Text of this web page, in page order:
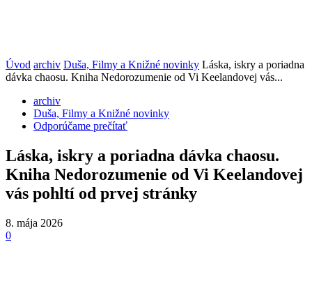
Úvod archiv Duša, Filmy a Knižné novinky Láska, iskry a poriadna
dávka chaosu. Kniha Nedorozumenie od Vi Keelandovej vás...
archiv
Duša, Filmy a Knižné novinky
Odporúčame prečítať
Láska, iskry a poriadna dávka chaosu.
Kniha Nedorozumenie od Vi Keelandovej
vás pohltí od prvej stránky
8. mája 2026
0